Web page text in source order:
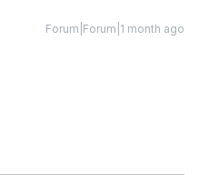
Forum|Forum|1 month ago